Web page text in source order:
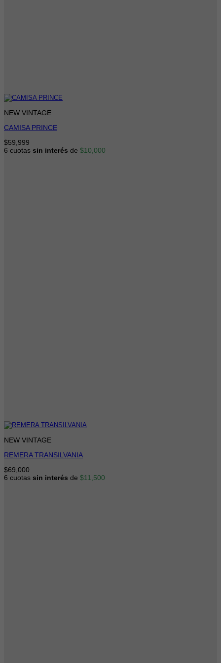
NEW VINTAGE
CAMISA PRINCE
$59,999
6 cuotas sin interés de $10,000
NEW VINTAGE
REMERA TRANSILVANIA
$69,000
6 cuotas sin interés de $11,500